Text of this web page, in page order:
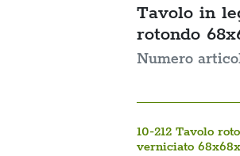
Tavolo in
rotondo
Numero
10-212 Tavolo
verniciato